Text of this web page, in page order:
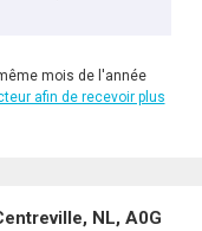
mois de l'année
afin de recevoir plus
NL, A0G